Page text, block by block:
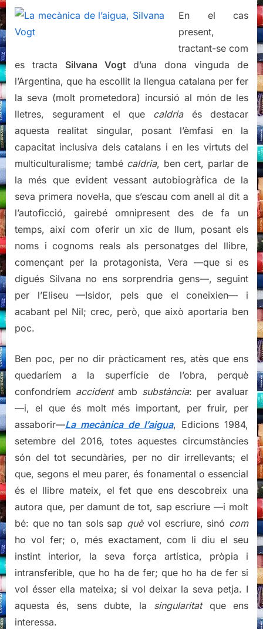
En el cas
present,
tractant-se com
es tracta Silvana Vogtd’una dona vinguda de
l’Argentina, que ha escollit la llengua catalana per fer
la seva (molt prometedora) incursió al món de les
lletres, segurament el que caldriaés destacar
aquesta realitat singular, posant l’èmfasi en la
capacitat inclusiva dels catalans i en les virtuts del
multiculturalisme; també caldria, ben cert, parlar de
la més que evident vessant autobiogràfica de la
seva primera novel·la, que s’escau com anell al dit a
l’autoficció, gairebé omnipresent des de fa un
temps, així com oferir un xic de llum, posant els
noms i cognoms reals als personatges del llibre,
començant per la protagonista, Vera —que si es
digués Silvana no ens sorprendria gens—, seguint
per l’Eliseu —Isidor, pels que el coneixien— i
acabant pel Nil; crec, però, que això aportaria ben
poc.
Ben poc, per no dir pràcticament res, atès que ens
quedaríem a la superfície de l’obra, perquè
confondríem accidentamb substància: per avaluar
—i, el que és molt més important, per fruir, per
assaborir—La mecànica de l’aigua, Edicions 1984,
setembre del 2016, totes aquestes circumstàncies
són del tot secundàries, per no dir irrellevants; el
que, segons el meu parer, és fonamental o essencial
és el llibre mateix, el fet que ens descobreix una
autora que, per damunt de tot, sap escriure —i molt
bé: que no tan sols sap quèvol escriure, sinó com
ho vol fer; o, més exactament, com li diu el seu
instint interior, la seva força artística, pròpia i
intransferible, que ho ha de fer; que ho ha de fer si
vol ésser ella mateixa; si vol deixar la seva petja. I
aquesta és, sens dubte, la singularitatque ens
interessa.